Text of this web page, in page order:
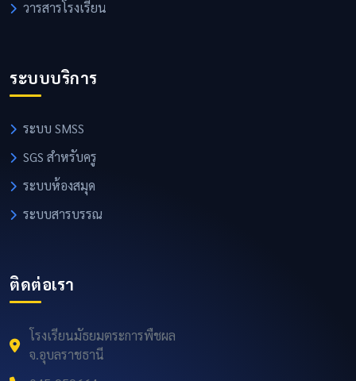
วารสารโรงเรียน
ระบบบริการ
ระบบ SMSS
SGS สำหรับครู
ระบบห้องสมุด
ระบบสารบรรณ
ติดต่อเรา
โรงเรียนมัธยมตระการพืชผล
จ.อุบลราชธานี